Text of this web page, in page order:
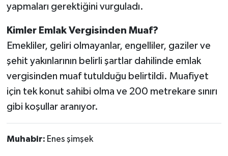
yapmaları gerektiğini vurguladı.
Kimler Emlak Vergisinden Muaf?
Emekliler, geliri olmayanlar, engelliler, gaziler ve
şehit yakınlarının belirli şartlar dahilinde emlak
vergisinden muaf tutulduğu belirtildi. Muafiyet
için tek konut sahibi olma ve 200 metrekare sınırı
gibi koşullar aranıyor.
Muhabir: Enes şimşek